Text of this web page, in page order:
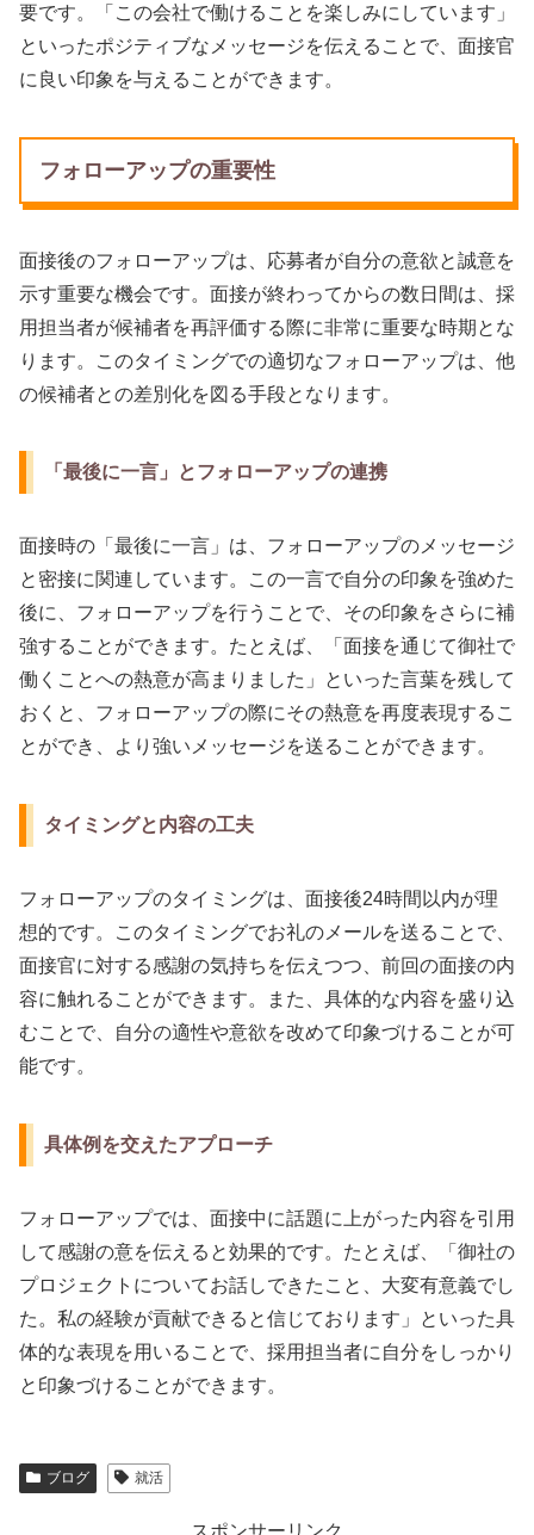
要です。「この会社で働けることを楽しみにしています」
といったポジティブなメッセージを伝えることで、面接官
に良い印象を与えることができます。
フォローアップの重要性
面接後のフォローアップは、応募者が自分の意欲と誠意を
示す重要な機会です。面接が終わってからの数日間は、採
用担当者が候補者を再評価する際に非常に重要な時期とな
ります。このタイミングでの適切なフォローアップは、他
の候補者との差別化を図る手段となります。
「最後に一言」とフォローアップの連携
面接時の「最後に一言」は、フォローアップのメッセージ
と密接に関連しています。この一言で自分の印象を強めた
後に、フォローアップを行うことで、その印象をさらに補
強することができます。たとえば、「面接を通じて御社で
働くことへの熱意が高まりました」といった言葉を残して
おくと、フォローアップの際にその熱意を再度表現するこ
とができ、より強いメッセージを送ることができます。
タイミングと内容の工夫
フォローアップのタイミングは、面接後24時間以内が理
想的です。このタイミングでお礼のメールを送ることで、
面接官に対する感謝の気持ちを伝えつつ、前回の面接の内
容に触れることができます。また、具体的な内容を盛り込
むことで、自分の適性や意欲を改めて印象づけることが可
能です。
具体例を交えたアプローチ
フォローアップでは、面接中に話題に上がった内容を引用
して感謝の意を伝えると効果的です。たとえば、「御社の
プロジェクトについてお話しできたこと、大変有意義でし
た。私の経験が貢献できると信じております」といった具
体的な表現を用いることで、採用担当者に自分をしっかり
と印象づけることができます。
ブログ 就活
スポンサーリンク